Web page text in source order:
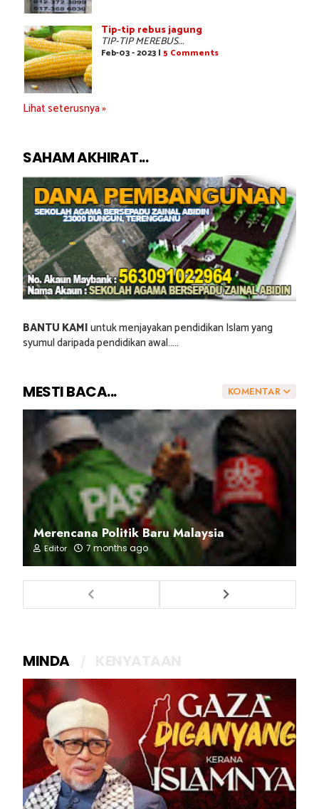
Tip-tip rebus jagung
TIP-TIP MEREBUS...
Feb-03 - 2023 | 5 Comments
Lihat seterusnya »
SAHAM AKHIRAT...
BANTU KAMIuntuk menjayakan pendidikan Islam yang
syumul daripada pendidikan awal.....
KOMENTAR
MESTI BACA...
Merencana Politik Baru Malaysia
Editor 7 months ago
MINDA